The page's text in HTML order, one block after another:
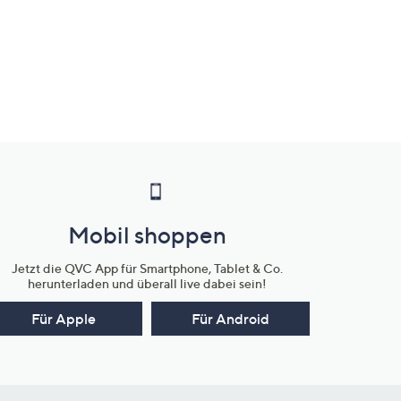
Mobil shoppen
Jetzt die QVC App für Smartphone, Tablet & Co.
herunterladen und überall live dabei sein!
Für Apple Für Android